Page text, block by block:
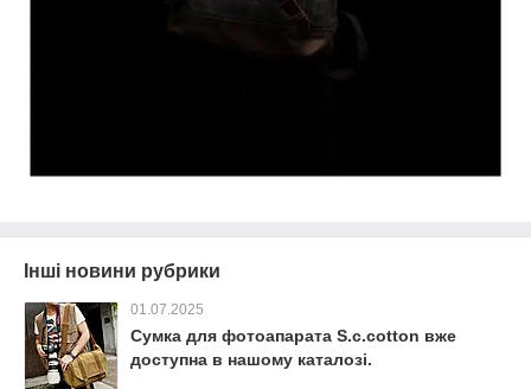
Інші новини рубрики
01.07.2025
Сумка для фотоапарата S.c.cotton вже
доступна в нашому каталозі.